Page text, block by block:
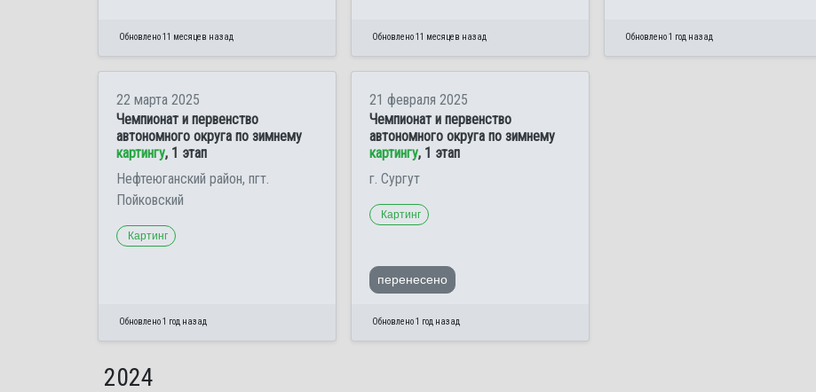
Обновлено 11 месяцев назад Обновлено 11 месяцев назад Обновлено 1 год назад
22 марта 2025
Чемпионат и первенство
автономного округа по зимнему
картингу, 1 этап
Нефтеюганский район, пгт.
Пойковский
Картинг
Обновлено 1 год назад
21 февраля 2025
Чемпионат и первенство
автономного округа по зимнему
картингу, 1 этап
г. Сургут
Картинг
перенесено
Обновлено 1 год назад
2024